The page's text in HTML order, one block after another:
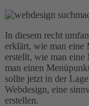
In diesem recht
erklärt, wie man eine
erstellt, wie man
man einen
sollte jetzt in der
Webdesign, eine
erstellen.